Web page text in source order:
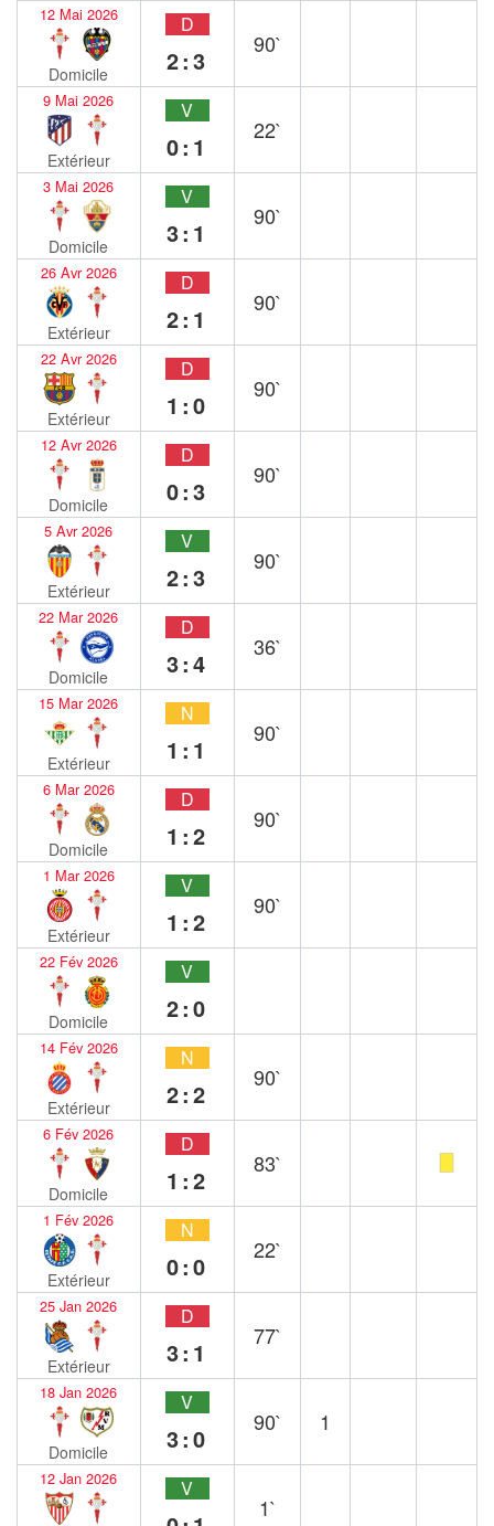
12 Mai 2026
Domicile
D
2:3
90`
9 Mai 2026
Extérieur
V
0:1
22`
3 Mai 2026
Domicile
V
3:1
90`
26 Avr 2026
Extérieur
D
2:1
90`
22 Avr 2026
Extérieur
D
1:0
90`
12 Avr 2026
Domicile
D
0:3
90`
5 Avr 2026
Extérieur
V
2:3
90`
22 Mar 2026
Domicile
D
3:4
36`
15 Mar 2026
Extérieur
N
1:1
90`
6 Mar 2026
Domicile
D
1:2
90`
1 Mar 2026
Extérieur
V
1:2
90`
22 Fév 2026
Domicile
V
2:0
14 Fév 2026
Extérieur
N
2:2
90`
6 Fév 2026
Domicile
D
1:2
83`
1 Fév 2026
Extérieur
N
0:0
22`
25 Jan 2026
Extérieur
D
3:1
77`
18 Jan 2026
Domicile
V
3:0
90` 1
12 Jan 2026 V
1`